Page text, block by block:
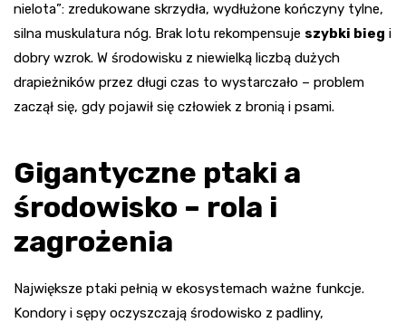
nielota”: zredukowane skrzydła, wydłużone kończyny tylne,
silna muskulatura nóg. Brak lotu rekompensuje szybki bieg i
dobry wzrok. W środowisku z niewielką liczbą dużych
drapieżników przez długi czas to wystarczało – problem
zaczął się, gdy pojawił się człowiek z bronią i psami.
Gigantyczne ptaki a
środowisko – rola i
zagrożenia
Największe ptaki pełnią w ekosystemach ważne funkcje.
Kondory i sępy oczyszczają środowisko z padliny,